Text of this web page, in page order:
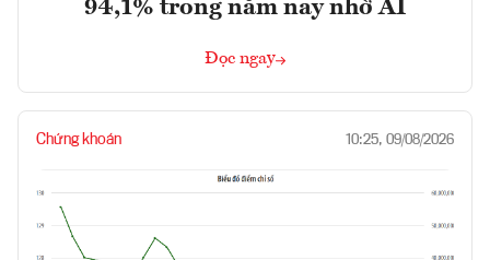
94,1% trong năm nay nhờ AI
Đọc ngay
Chứng khoán 10:25, 09/08/2026